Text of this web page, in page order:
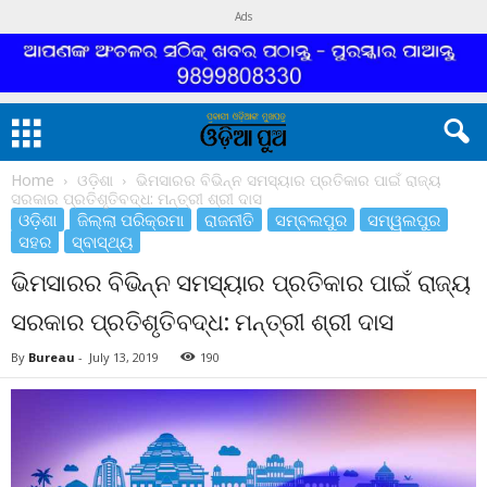
Ads
Home ଓଡ଼ିଶା
ଭିମସାରର ବିଭିନ୍ନ ସମସ୍ୟାର ପ୍ରତିକାର ପାଇଁ ରାଜ୍ୟ
ସରକାର ପ୍ରତିଶୃତିବଦ୍ଧ: ମନ୍ତ୍ରୀ ଶ୍ରୀ ଦାସ
ଓଡ଼ିଶା ଜିଲ୍ଲା ପରିକ୍ରମା ରାଜନୀତି ସମ୍ବଲପୁର
ସମ୍ୱଲପୁର
ସହର
ସ୍ବାସ୍ଥ୍ୟ
ଭିମସାରର ବିଭିନ୍ନ ସମସ୍ୟାର ପ୍ରତିକାର ପାଇଁ ରାଜ୍ୟ
ସରକାର ପ୍ରତିଶୃତିବଦ୍ଧ: ମନ୍ତ୍ରୀ ଶ୍ରୀ ଦାସ
By Bureau - July 13, 2019 190